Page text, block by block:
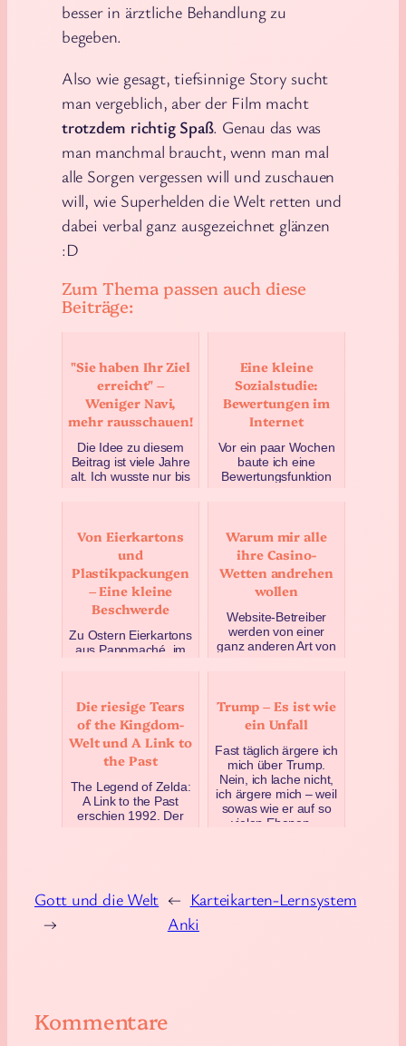
besser in ärztliche Behandlung zu
begeben.
Also wie gesagt, tiefsinnige Story sucht
man vergeblich, aber der Film macht
trotzdem richtig Spaß. Genau das was
man manchmal braucht, wenn man mal
alle Sorgen vergessen will und zuschauen
will, wie Superhelden die Welt retten und
dabei verbal ganz ausgezeichnet glänzen
:D
Zum Thema passen auch diese
Beiträge:
Die riesige Tears
of the Kingdom-
Welt und A Link to
the Past
The Legend of Zelda:
A Link to the Past
erschien 1992. Der
August 4, 2023
Warum mir alle
ihre Casino-
Wetten andrehen
wollen
Website-Betreiber
werden von einer
ganz anderen Art von
andere) w…
Juni 1, 2023
Trump – Es ist wie
ein Unfall
Fast täglich ärgere ich
mich über Trump.
Nein, ich lache nicht,
ich ärgere mich – weil
sowas wie er auf so
vielen Ebenen…
"Sie haben Ihr Ziel
erreicht" –
Weniger Navi,
mehr rausschauen!
Die Idee zu diesem
Beitrag ist viele Jahre
alt. Ich wusste nur bis
Dezember 21, 2019
Eine kleine
Sozialstudie:
Bewertungen im
Internet
Vor ein paar Wochen
baute ich eine
Bewertungsfunktion
dabe…
November 25, 2019
Von Eierkartons
und
Plastikpackungen
– Eine kleine
Beschwerde
Zu Ostern Eierkartons
aus Pappmaché, im
Löffeleiern (zu
Oster…
November 6, 2019
← Karteikarten-Lernsystem
Anki
Gott und die Welt
→
Kommentare